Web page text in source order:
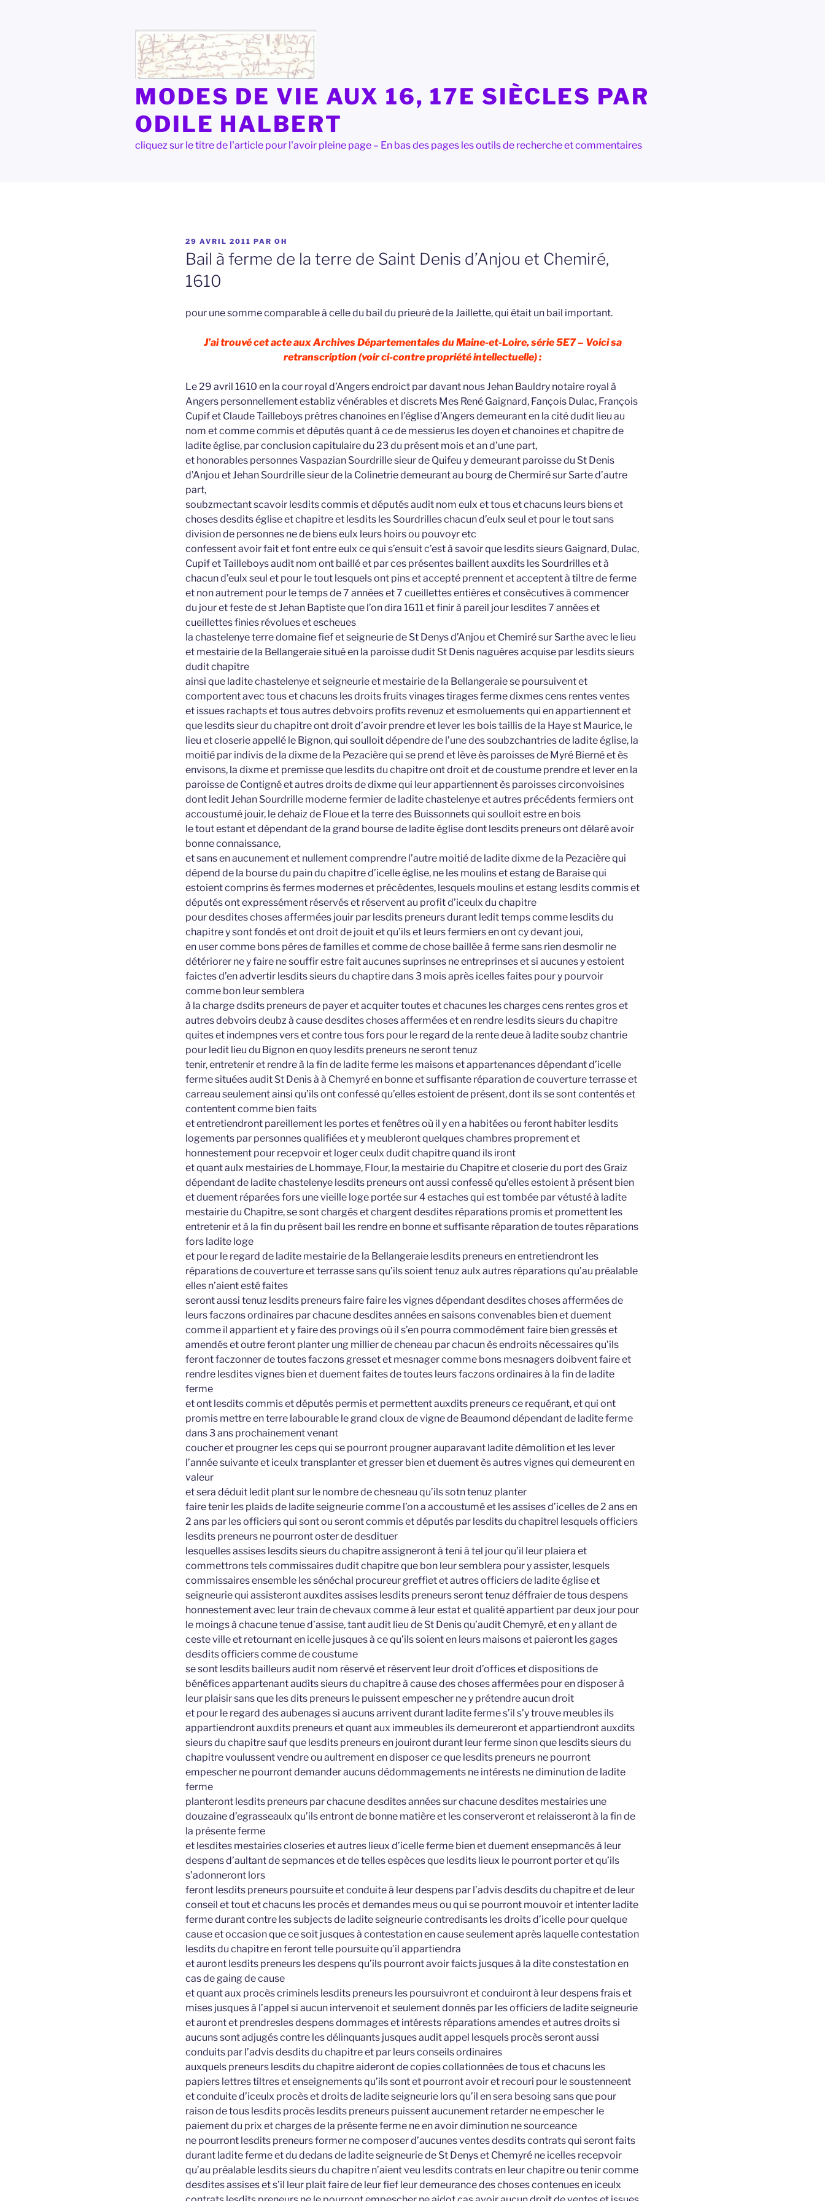
MODES DE VIE AUX 16, 17E SIÈCLES PAR
ODILE HALBERT
cliquez sur le titre de l'article pour l'avoir pleine page – En bas des pages les outils de recherche et commentaires
PUBLIÉ
LE
29 AVRIL 2011 PAR OH
Bail à ferme de la terre de Saint Denis d’Anjou et Chemiré,
1610
pour une somme comparable à celle du bail du prieuré de la Jaillette, qui était un bail important.
J’ai trouvé cet acte aux Archives Départementales du Maine-et-Loire, série 5E7 – Voici sa
retranscription (voir ci-contre propriété intellectuelle) :
Le 29 avril 1610 en la cour royal d’Angers endroict par davant nous Jehan Bauldry notaire royal à
Angers personnellement establiz vénérables et discrets Mes René Gaignard, Fançois Dulac, François
Cupif et Claude Tailleboys prêtres chanoines en l’église d’Angers demeurant en la cité dudit lieu au
nom et comme commis et députés quant à ce de messierus les doyen et chanoines et chapitre de
ladite église, par conclusion capitulaire du 23 du présent mois et an d’une part,
et honorables personnes Vaspazian Sourdrille sieur de Quifeu y demeurant paroisse du St Denis
d’Anjou et Jehan Sourdrille sieur de la Colinetrie demeurant au bourg de Chermiré sur Sarte d’autre
part,
soubzmectant scavoir lesdits commis et députés audit nom eulx et tous et chacuns leurs biens et
choses desdits église et chapitre et lesdits les Sourdrilles chacun d’eulx seul et pour le tout sans
division de personnes ne de biens eulx leurs hoirs ou pouvoyr etc
confessent avoir fait et font entre eulx ce qui s’ensuit c’est à savoir que lesdits sieurs Gaignard, Dulac,
Cupif et Tailleboys audit nom ont baillé et par ces présentes baillent auxdits les Sourdrilles et à
chacun d’eulx seul et pour le tout lesquels ont pins et accepté prennent et acceptent à tiltre de ferme
et non autrement pour le temps de 7 années et 7 cueillettes entières et consécutives à commencer
du jour et feste de st Jehan Baptiste que l’on dira 1611 et finir à pareil jour lesdites 7 années et
cueillettes finies révolues et escheues
la chastelenye terre domaine fief et seigneurie de St Denys d’Anjou et Chemiré sur Sarthe avec le lieu
et mestairie de la Bellangeraie situé en la paroisse dudit St Denis naguères acquise par lesdits sieurs
dudit chapitre
ainsi que ladite chastelenye et seigneurie et mestairie de la Bellangeraie se poursuivent et
comportent avec tous et chacuns les droits fruits vinages tirages ferme dixmes cens rentes ventes
et issues rachapts et tous autres debvoirs profits revenuz et esmoluements qui en appartiennent et
que lesdits sieur du chapitre ont droit d’avoir prendre et lever les bois taillis de la Haye st Maurice, le
lieu et closerie appellé le Bignon, qui soulloit dépendre de l’une des soubzchantries de ladite église, la
moitié par indivis de la dixme de la Pezacière qui se prend et lève ès paroisses de Myré Bierné et ès
envisons, la dixme et premisse que lesdits du chapitre ont droit et de coustume prendre et lever en la
paroisse de Contigné et autres droits de dixme qui leur appartiennent ès paroisses circonvoisines
dont ledit Jehan Sourdrille moderne fermier de ladite chastelenye et autres précédents fermiers ont
accoustumé jouir, le dehaiz de Floue et la terre des Buissonnets qui soulloit estre en bois
le tout estant et dépendant de la grand bourse de ladite église dont lesdits preneurs ont délaré avoir
bonne connaissance,
et sans en aucunement et nullement comprendre l’autre moitié de ladite dixme de la Pezacière qui
dépend de la bourse du pain du chapitre d’icelle église, ne les moulins et estang de Baraise qui
estoient comprins ès fermes modernes et précédentes, lesquels moulins et estang lesdits commis et
députés ont expressément réservés et réservent au profit d’iceulx du chapitre
pour desdites choses affermées jouir par lesdits preneurs durant ledit temps comme lesdits du
chapitre y sont fondés et ont droit de jouit et qu’ils et leurs fermiers en ont cy devant joui,
en user comme bons pères de familles et comme de chose baillée à ferme sans rien desmolir ne
détériorer ne y faire ne souffir estre fait aucunes suprinses ne entreprinses et si aucunes y estoient
faictes d’en advertir lesdits sieurs du chaptire dans 3 mois après icelles faites pour y pourvoir
comme bon leur semblera
à la charge dsdits preneurs de payer et acquiter toutes et chacunes les charges cens rentes gros et
autres debvoirs deubz à cause desdites choses affermées et en rendre lesdits sieurs du chapitre
quites et indempnes vers et contre tous fors pour le regard de la rente deue à ladite soubz chantrie
pour ledit lieu du Bignon en quoy lesdits preneurs ne seront tenuz
tenir, entretenir et rendre à la fin de ladite ferme les maisons et appartenances dépendant d’icelle
ferme situées audit St Denis à à Chemyré en bonne et suffisante réparation de couverture terrasse et
carreau seulement ainsi qu’ils ont confessé qu’elles estoient de présent, dont ils se sont contentés et
contentent comme bien faits
et entretiendront pareillement les portes et fenêtres où il y en a habitées ou feront habiter lesdits
logements par personnes qualifiées et y meubleront quelques chambres proprement et
honnestement pour recepvoir et loger ceulx dudit chapitre quand ils iront
et quant aulx mestairies de Lhommaye, Flour, la mestairie du Chapitre et closerie du port des Graiz
dépendant de ladite chastelenye lesdits preneurs ont aussi confessé qu’elles estoient à présent bien
et duement réparées fors une vieille loge portée sur 4 estaches qui est tombée par vétusté à ladite
mestairie du Chapitre, se sont chargés et chargent desdites réparations promis et promettent les
entretenir et à la fin du présent bail les rendre en bonne et suffisante réparation de toutes réparations
fors ladite loge
et pour le regard de ladite mestairie de la Bellangeraie lesdits preneurs en entretiendront les
réparations de couverture et terrasse sans qu’ils soient tenuz aulx autres réparations qu’au préalable
elles n’aient esté faites
seront aussi tenuz lesdits preneurs faire faire les vignes dépendant desdites choses affermées de
leurs faczons ordinaires par chacune desdites années en saisons convenables bien et duement
comme il appartient et y faire des provings où il s’en pourra commodément faire bien gressés et
amendés et outre feront planter ung millier de cheneau par chacun ès endroits nécessaires qu’ils
feront faczonner de toutes faczons gresset et mesnager comme bons mesnagers doibvent faire et
rendre lesdites vignes bien et duement faites de toutes leurs faczons ordinaires à la fin de ladite
ferme
et ont lesdits commis et députés permis et permettent auxdits preneurs ce requérant, et qui ont
promis mettre en terre labourable le grand cloux de vigne de Beaumond dépendant de ladite ferme
dans 3 ans prochainement venant
coucher et prougner les ceps qui se pourront prougner auparavant ladite démolition et les lever
l’année suivante et iceulx transplanter et gresser bien et duement ès autres vignes qui demeurent en
valeur
et sera déduit ledit plant sur le nombre de chesneau qu’ils sotn tenuz planter
faire tenir les plaids de ladite seigneurie comme l’on a accoustumé et les assises d’icelles de 2 ans en
2 ans par les officiers qui sont ou seront commis et députés par lesdits du chapitrel lesquels officiers
lesdits preneurs ne pourront oster de desdituer
lesquelles assises lesdits sieurs du chapitre assigneront à teni à tel jour qu’il leur plaiera et
commettrons tels commissaires dudit chapitre que bon leur semblera pour y assister, lesquels
commissaires ensemble les sénéchal procureur greffiet et autres officiers de ladite église et
seigneurie qui assisteront auxdites assises lesdits preneurs seront tenuz déffraier de tous despens
honnestement avec leur train de chevaux comme à leur estat et qualité appartient par deux jour pour
le moings à chacune tenue d’assise, tant audit lieu de St Denis qu’audit Chemyré, et en y allant de
ceste ville et retournant en icelle jusques à ce qu’ils soient en leurs maisons et paieront les gages
desdits officiers comme de coustume
se sont lesdits bailleurs audit nom réservé et réservent leur droit d’offices et dispositions de
bénéfices appartenant audits sieurs du chapitre à cause des choses affermées pour en disposer à
leur plaisir sans que les dits preneurs le puissent empescher ne y prétendre aucun droit
et pour le regard des aubenages si aucuns arrivent durant ladite ferme s’il s’y trouve meubles ils
appartiendront auxdits preneurs et quant aux immeubles ils demeureront et appartiendront auxdits
sieurs du chapitre sauf que lesdits preneurs en jouiront durant leur ferme sinon que lesdits sieurs du
chapitre voulussent vendre ou aultrement en disposer ce que lesdits preneurs ne pourront
empescher ne pourront demander aucuns dédommagements ne intérests ne diminution de ladite
ferme
planteront lesdits preneurs par chacune desdites années sur chacune desdites mestairies une
douzaine d’egrasseaulx qu’ils entront de bonne matière et les conserveront et relaisseront à la fin de
la présente ferme
et lesdites mestairies closeries et autres lieux d’icelle ferme bien et duement ensepmancés à leur
despens d’aultant de sepmances et de telles espèces que lesdits lieux le pourront porter et qu’ils
s’adonneront lors
feront lesdits preneurs poursuite et conduite à leur despens par l’advis desdits du chapitre et de leur
conseil et tout et chacuns les procès et demandes meus ou qui se pourront mouvoir et intenter ladite
ferme durant contre les subjects de ladite seigneurie contredisants les droits d’icelle pour quelque
cause et occasion que ce soit jusques à contestation en cause seulement après laquelle contestation
lesdits du chapitre en feront telle poursuite qu’il appartiendra
et auront lesdits preneurs les despens qu’ils pourront avoir faicts jusques à la dite constestation en
cas de gaing de cause
et quant aux procès criminels lesdits preneurs les poursuivront et conduiront à leur despens frais et
mises jusques à l’appel si aucun intervenoit et seulement donnés par les officiers de ladite seigneurie
et auront et prendresles despens dommages et intérests réparations amendes et autres droits si
aucuns sont adjugés contre les délinquants jusques audit appel lesquels procès seront aussi
conduits par l’advis desdits du chapitre et par leurs conseils ordinaires
auxquels preneurs lesdits du chapitre aideront de copies collationnées de tous et chacuns les
papiers lettres tiltres et enseignements qu’ils sont et pourront avoir et recouri pour le soustenneent
et conduite d’iceulx procès et droits de ladite seigneurie lors qu’il en sera besoing sans que pour
raison de tous lesdits procès lesdits preneurs puissent aucunement retarder ne empescher le
paiement du prix et charges de la présente ferme ne en avoir diminution ne sourceance
ne pourront lesdits preneurs former ne composer d’aucunes ventes desdits contrats qui seront faits
durant ladite ferme et du dedans de ladite seigneurie de St Denys et Chemyré ne icelles recepvoir
qu’au préalable lesdits sieurs du chapitre n’aient veu lesdits contrats en leur chapitre ou tenir comme
desdites assises et s’il leur plait faire de leur fief leur demeurance des choses contenues en iceulx